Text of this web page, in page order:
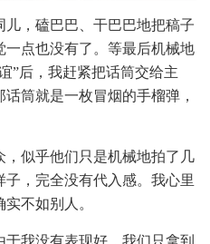
，磕巴巴、干巴巴地把稿子
点也没有了。等最后机械地
”后，我赶紧把话筒交给主
筒就是一枚冒烟的手榴弹，
，似乎他们只是机械地拍了几
，完全没有代入感。我心里
不如别人。
我没有表现好，我们只拿到